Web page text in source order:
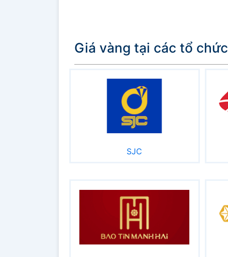
Giá vàng tại các tổ chức
SJC